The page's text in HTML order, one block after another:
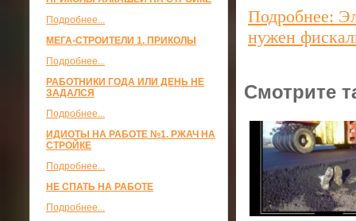
Подробнее...
МЕГА-СТРОИТЕЛИ 1. ПРИКОЛЫ
Подробнее...
РАБОТНИКИ ГОДА ИЛИ ДЕНЬ НЕ
ЗАДАЛСЯ
Подробнее...
ИДИОТЫ НА РАБОТЕ №1. РЖАЧ НА
СТРОЙКЕ
Подробнее...
НЕ СПАТЬ НА РАБОТЕ
Подробнее...
Подробнее:
нужен
Смотрите